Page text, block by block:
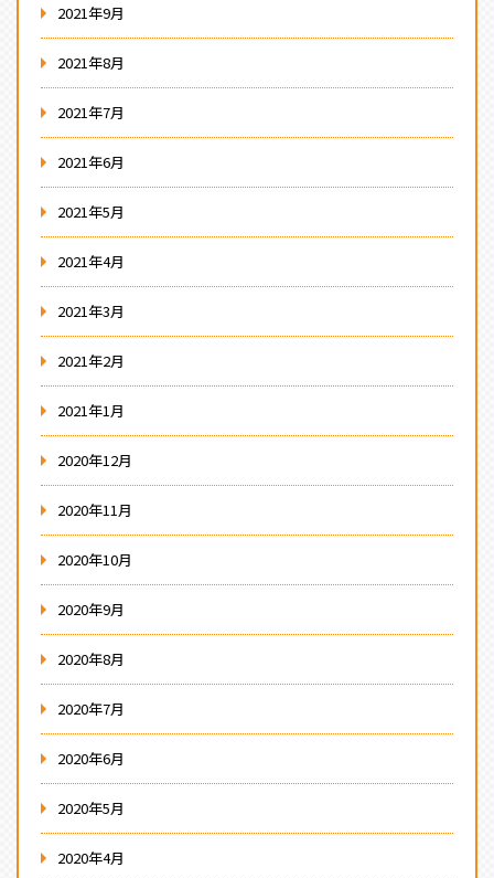
2021年9月
2021年8月
2021年7月
2021年6月
2021年5月
2021年4月
2021年3月
2021年2月
2021年1月
2020年12月
2020年11月
2020年10月
2020年9月
2020年8月
2020年7月
2020年6月
2020年5月
2020年4月